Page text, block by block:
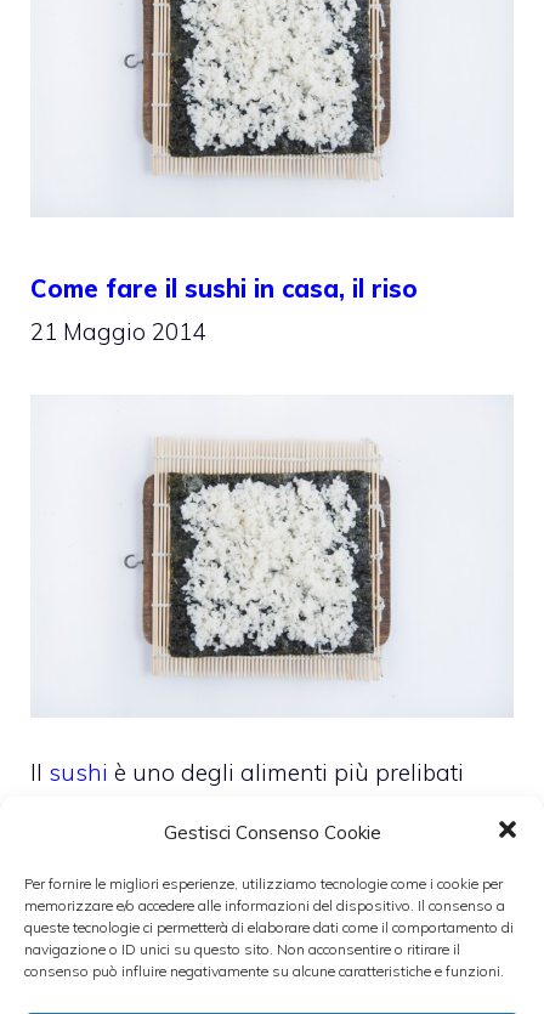
Gestisci Consenso Cookie
Per fornire le migliori esperienze, utilizziamo tecnologie come i cookie per
memorizzare e/o accedere alle informazioni del dispositivo. Il consenso a
queste tecnologie ci permetterà di elaborare dati come il comportamento di
navigazione o ID unici su questo sito. Non acconsentire o ritirare il
consenso può influire negativamente su alcune caratteristiche e funzioni.
Come fare il sushi in casa, il riso
21 Maggio 2014
Il sushi è uno degli alimenti più prelibati
parte degli ingredienti, ovvero il riso e il
pesce abbinati in diversi modi.